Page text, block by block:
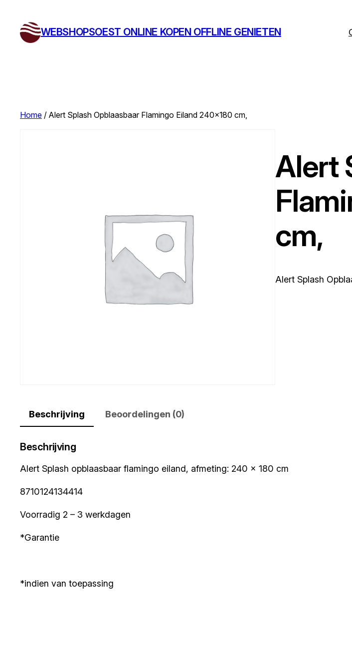
WEBSHOPSOEST ONLINE KOPEN OFFLINE GENIETEN
Home / Alert Splash Opblaasbaar Flamingo Eiland 240×180 cm,
Alert
cm,
Alert Splash
Beschrijving Beoordelingen (0)
Beschrijving
Alert Splash opblaasbaar flamingo eiland, afmeting: 240 x 180 cm
8710124134414
Voorradig 2 – 3 werkdagen
*Garantie
*indien van toepassing